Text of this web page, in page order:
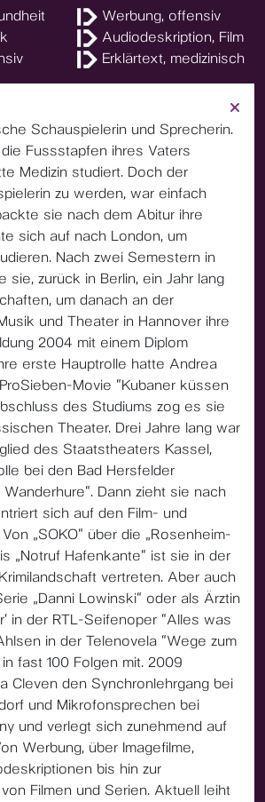
Schauspielerin und Sprecherin.
Fussstapfen ihres Vaters
Medizin studiert. Doch der
zu werden, war einfach
sie nach dem Abitur ihre
sich auf nach London, um
Nach zwei Semestern in
sie, zurück in Berlin, ein Jahr lang
um danach an der
und Theater in Hannover ihre
2004 mit einem Diplom
erste Hauptrolle hatte Andrea
Movie “Kubaner küssen
des Studiums zog es sie
Theater. Drei Jahre lang war
des Staatstheaters Kassel,
bei den Bad Hersfelder
Dann zieht sie nach
sich auf den Film- und
„SOKO“ über die „Rosenheim-
„Notruf Hafenkante“ ist sie in der
vertreten. Aber auch
„Danni Lowinski“ oder als Ärztin
in der RTL-Seifenoper “Alles was
in der Telenovela “Wege zum
fast 100 Folgen mit. 2009
Cleven den Synchronlehrgang bei
und Mikrofonsprechen bei
und verlegt sich zunehmend auf
Werbung, über Imagefilme,
bis hin zur
Filmen und Serien. Aktuell leiht
Werbung, offensiv
Audiodeskription, Film
Erklärtext, medizinisch